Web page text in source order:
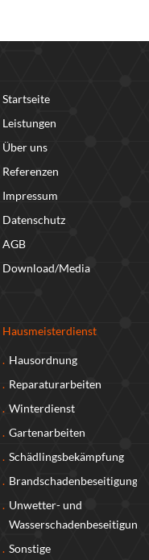
Startseite
Leistungen
Über uns
Referenzen
Impressum
Datenschutz
AGB
Download/Media
Hausmeisterdienst
Hausordnung
Reparaturarbeiten
Winterdienst
Gartenarbeiten
Schädlingsbekämpfung
Brandschadenbeseitigung
Unwetter- und
Wasserschadenbeseitigung
Sonstige